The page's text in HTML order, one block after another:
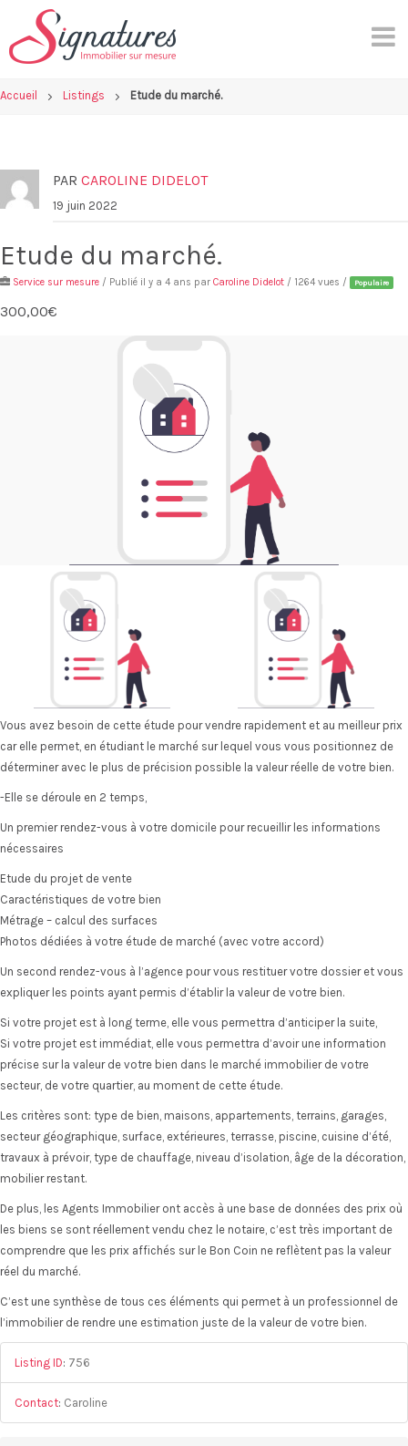
content
Accueil Listings Etude du marché.
PAR CAROLINE DIDELOT
19 juin 2022
Etude du marché.
Service sur mesure / Publié il y a 4 ans par Caroline Didelot / 1264 vues / Populaire
300,00€
Vous avez besoin de cette étude pour vendre rapidement et au meilleur prix
car elle permet, en étudiant le marché sur lequel vous vous positionnez de
déterminer avec le plus de précision possible la valeur réelle de votre bien.
-Elle se déroule en 2 temps,
Un premier rendez-vous à votre domicile pour recueillir les informations
nécessaires
Etude du projet de vente
Caractéristiques de votre bien
Métrage – calcul des surfaces
Photos dédiées à votre étude de marché (avec votre accord)
Un second rendez-vous à l’agence pour vous restituer votre dossier et vous
expliquer les points ayant permis d’établir la valeur de votre bien.
Si votre projet est à long terme, elle vous permettra d’anticiper la suite,
Si votre projet est immédiat, elle vous permettra d’avoir une information
précise sur la valeur de votre bien dans le marché immobilier de votre
secteur, de votre quartier, au moment de cette étude.
Les critères sont: type de bien, maisons, appartements, terrains, garages,
secteur géographique, surface, extérieures, terrasse, piscine, cuisine d’été,
travaux à prévoir, type de chauffage, niveau d’isolation, âge de la décoration,
mobilier restant.
De plus, les Agents Immobilier ont accès à une base de données des prix où
les biens se sont réellement vendu chez le notaire, c’est très important de
comprendre que les prix affichés sur le Bon Coin ne reflètent pas la valeur
réel du marché.
C’est une synthèse de tous ces éléments qui permet à un professionnel de
l’immobilier de rendre une estimation juste de la valeur de votre bien.
Listing ID: 756
Contact: Caroline